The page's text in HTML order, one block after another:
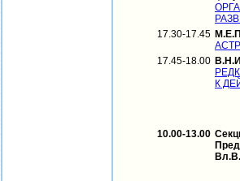
17.30-17.45
17.45-18.00
К
10.00-13.00